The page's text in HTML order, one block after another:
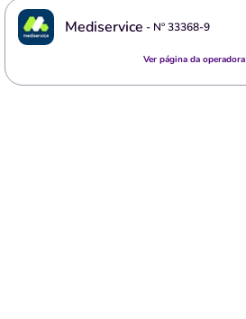
Mediservice - Nº33368-9
Ver página da operadora